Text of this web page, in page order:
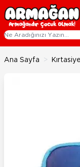
İçeriğe geç
Ana Sayfa >